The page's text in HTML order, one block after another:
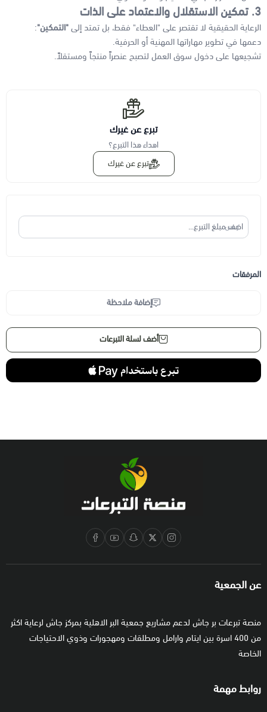
3. تمكين الاستقلال والاعتماد على الذات
الرعاية الحقيقية لا تقتصر على "العطاء" فقط، بل تمتد إلى"التمكين":
دعمها في تطوير مهاراتها المهنية أو الحرفية.
تشجيعها على دخول سوق العمل لتصبح عنصراً منتجاً ومستقلاً.
تبرع عن غيرك
اهداء هذا التبرع؟
تبرع عن غيرك
ر.س
المرفقات
إضافة ملاحظة
أضف لسلة التبرعات
عن الجمعية
منصة تبرعات بر جاش لدعم مشاريع جمعية البر الاهلية بمركز جاش لرعاية اكثر
من 400 اسرة بين ايتام وارامل ومطلقات ومهجورات وذوي الاحتياجات
الخاصة
روابط مهمة